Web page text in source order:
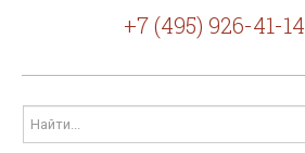
+7 (495) 926-41-14